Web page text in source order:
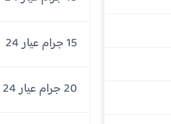
15 جرام عيار 24
20 جرام عيار 24